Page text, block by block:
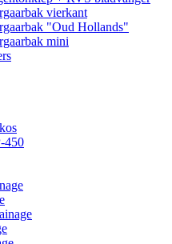
vierkant
"Oud Hollands"
mini
450